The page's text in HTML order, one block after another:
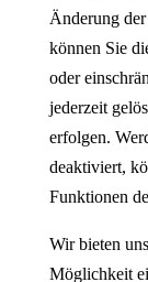
Änderung
können Sie
oder
jederzeit
erfolgen.
deaktiviert,
Funktionen
Wir bieten
Möglichkeit